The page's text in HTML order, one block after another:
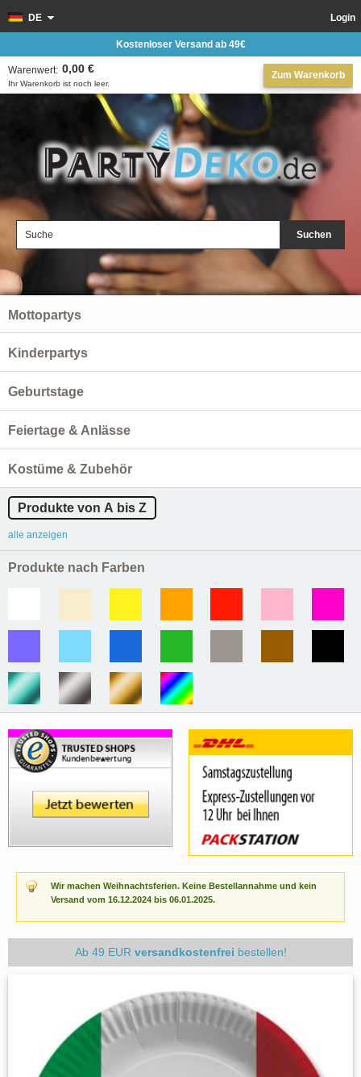
Suchen
Login
DE
Zum Warenkorb
Ihr Warenkorb ist noch leer.
Warenwert: 0,00 €
Kostenloser Versand ab 49€
Wir machen Weihnachtsferien. Keine Bestellannahme und kein
Versand vom 16.12.2024 bis 06.01.2025.
Ab 49 EUR versandkostenfrei bestellen!
Mottopartys
Kinderpartys
Geburtstage
Feiertage & Anlässe
Kostüme & Zubehör
Produkte von A bis Z
alle anzeigen
Produkte nach Farben